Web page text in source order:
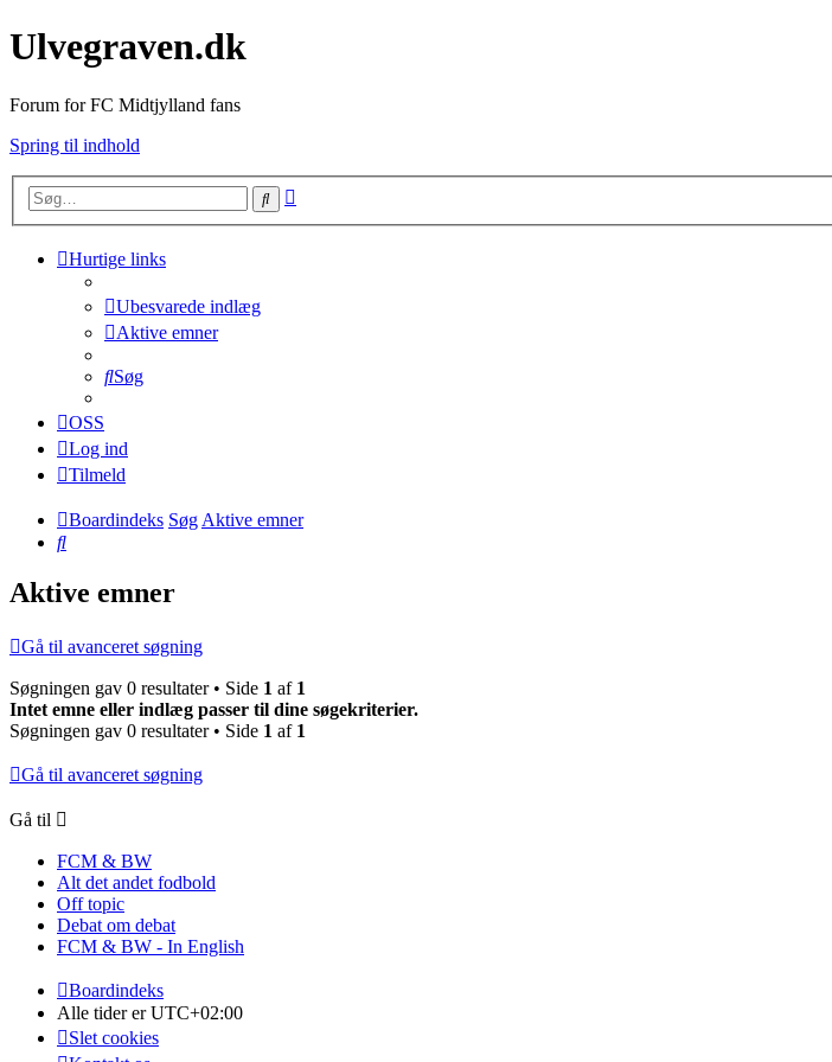
Ulvegraven.dk
Forum for FC Midtjylland fans
Spring til indhold
Søg
Hurtige links
Ubesvarede indlæg
Aktive emner
Søg
OSS
Log ind
Tilmeld
Boardindeks SøgAktive emner
Søg
Aktive emner
Gå til avanceret søgning
Søgningen gav 0 resultater • Side 1 af 1
Intet emne eller indlæg passer til dine søgekriterier.
Søgningen gav 0 resultater • Side 1 af 1
Gå til avanceret søgning
Gå til
FCM & BW
Alt det andet fodbold
Off topic
Debat om debat
FCM & BW - In English
Boardindeks
Alle tider erUTC+02:00
Slet cookies